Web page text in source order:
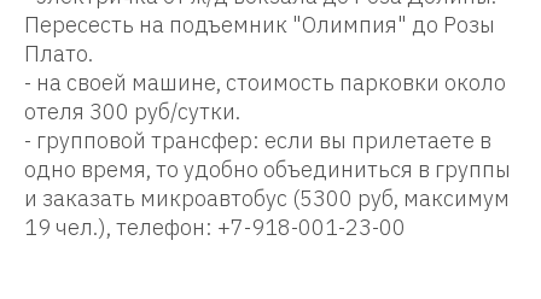
Пересесть на подъемник "Олимпия" до Розы
Плато.
- на своей машине, стоимость парковки около
отеля 300 руб/сутки.
- групповой трансфер: если вы прилетаете в
одно время, то удобно объединиться в группы
и заказать микроавтобус (5300 руб, максимум
19 чел.), телефон: +7-918-001-23-00